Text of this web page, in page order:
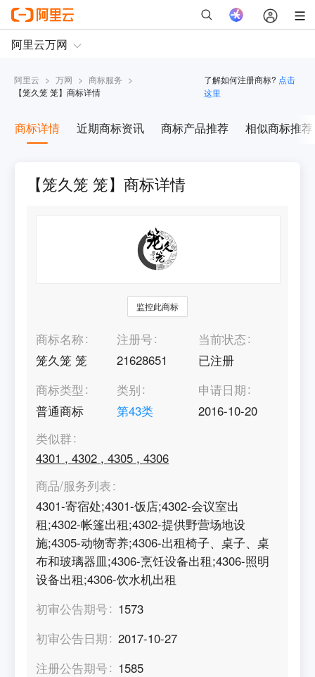
阿里云 > 万网 > 商标服务 >
【笼久笼 笼】商标详情
了解如何注册商标? 点击
这里
商标详情 近期商标资讯 商标产品推荐 相似商标推荐
【笼久笼 笼】商标详情
监控此商标
商标名称
笼久笼 笼
注册号
21628651
当前状态
已注册
商标类型
普通商标
类别
第43类
申请日期
2016-10-20
类似群
4301 ,4302 ,4305 ,4306
商品/服务列表
4301-寄宿处;4301-饭店;4302-会议室出
租;4302-帐篷出租;4302-提供野营场地设
施;4305-动物寄养;4306-出租椅子、桌子、桌
布和玻璃器皿;4306-烹饪设备出租;4306-照明
设备出租;4306-饮水机出租
初审公告期号
1573
初审公告日期
2017-10-27
注册公告期号
1585